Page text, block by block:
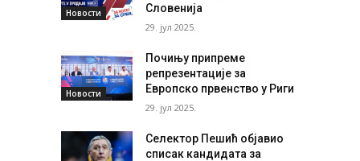
Новости
Словенија
29. јул 2025.
Новости
Почињу припреме
репрезентације за
Европско првенство у Риги
29. јул 2025.
Селектор Пешић објавио
списак кандидата за